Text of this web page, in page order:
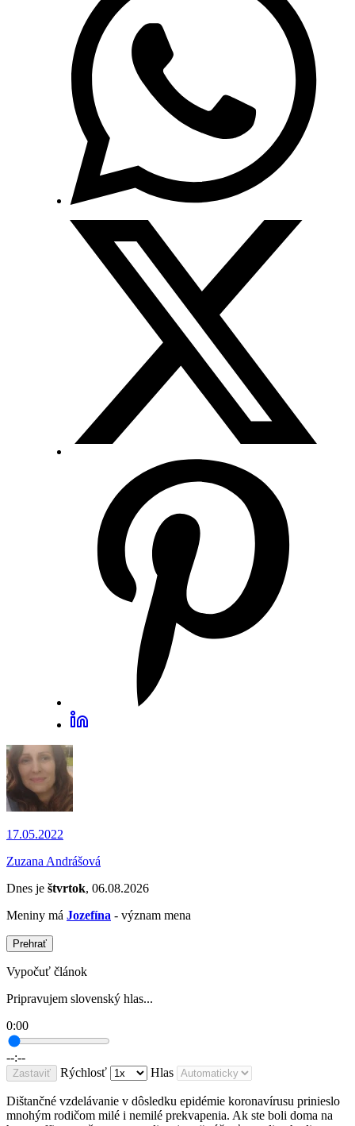
17.05.2022
Zuzana Andrášová
Dnes je štvrtok, 06.08.2026
Meniny má Jozefína - význam mena
Prehrať
Vypočuť článok
Pripravujem slovenský hlas...
0:00
--:--
Zastaviť Rýchlosť Hlas
Dištančné vzdelávanie v dôsledku epidémie koronavírusu prinieslo
mnohým rodičom milé i nemilé prekvapenia. Ak ste boli doma na